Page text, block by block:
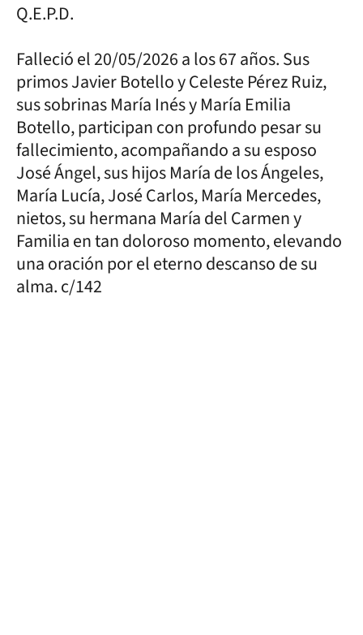
Q.E.P.D.
Falleció el 20/05/2026 a los 67 años. Sus
primos Javier Botello y Celeste Pérez Ruiz,
sus sobrinas María Inés y María Emilia
Botello, participan con profundo pesar su
fallecimiento, acompañando a su esposo
José Ángel, sus hijos María de los Ángeles,
María Lucía, José Carlos, María Mercedes,
nietos, su hermana María del Carmen y
Familia en tan doloroso momento, elevando
una oración por el eterno descanso de su
alma. c/142